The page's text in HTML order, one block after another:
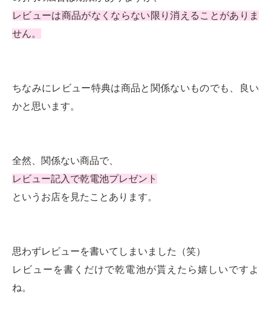
レビューは商品がなくならない限り消えることがありま
せん。
ちなみにレビュー特典は商品と関係ないものでも、良い
かと思います。
全然、関係ない商品で、
レビュー記入で乾電池プレゼント
というお店を見たことあります。
思わずレビューを書いてしまいました（笑）
レビューを書くだけで乾電池が貰えたら嬉しいですよ
ね。